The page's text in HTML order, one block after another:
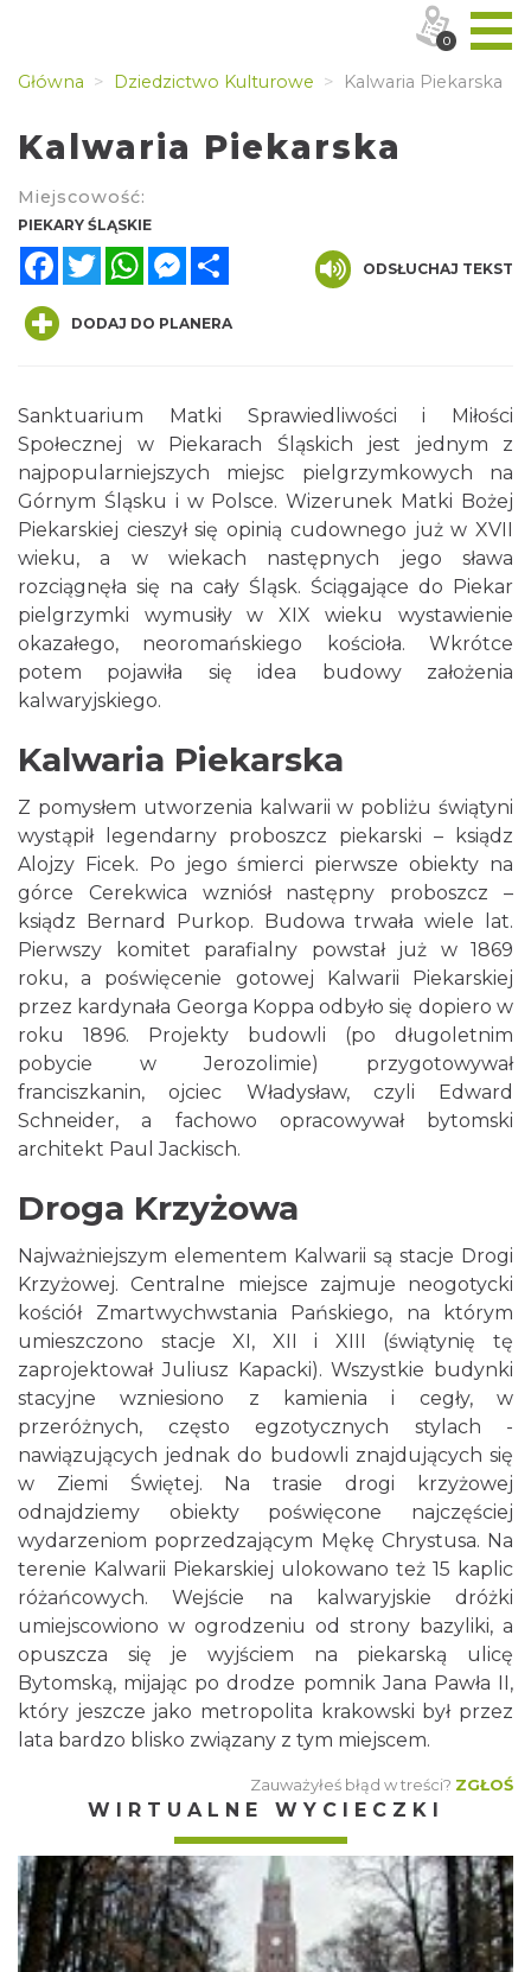
Główna Dziedzictwo Kulturowe Kalwaria Piekarska
Kalwaria Piekarska
Miejscowość:
PIEKARY ŚLĄSKIE
FacebookTwitterWhatsAppMessenger
ODSŁUCHAJ TEKST
DODAJ DO PLANERA
Sanktuarium Matki Sprawiedliwości i Miłości
Społecznej w Piekarach Śląskich jest jednym z
najpopularniejszych miejsc pielgrzymkowych na
Górnym Śląsku i w Polsce. Wizerunek Matki Bożej
Piekarskiej cieszył się opinią cudownego już w XVII
wieku, a w wiekach następnych jego sława
rozciągnęła się na cały Śląsk. Ściągające do Piekar
pielgrzymki wymusiły w XIX wieku wystawienie
okazałego, neoromańskiego kościoła. Wkrótce
potem pojawiła się idea budowy założenia
kalwaryjskiego.
Kalwaria Piekarska
Z pomysłem utworzenia kalwarii w pobliżu świątyni
wystąpił legendarny proboszcz piekarski – ksiądz
Alojzy Ficek. Po jego śmierci pierwsze obiekty na
górce Cerekwica wzniósł następny proboszcz –
ksiądz Bernard Purkop. Budowa trwała wiele lat.
Pierwszy komitet parafialny powstał już w 1869
roku, a poświęcenie gotowej Kalwarii Piekarskiej
przez kardynała Georga Koppa odbyło się dopiero w
roku 1896. Projekty budowli (po długoletnim
pobycie w Jerozolimie) przygotowywał
franciszkanin, ojciec Władysław, czyli Edward
Schneider, a fachowo opracowywał bytomski
architekt Paul Jackisch.
Droga Krzyżowa
Najważniejszym elementem Kalwarii są stacje Drogi
Krzyżowej. Centralne miejsce zajmuje neogotycki
kościół Zmartwychwstania Pańskiego, na którym
umieszczono stacje XI, XII i XIII (świątynię tę
zaprojektował Juliusz Kapacki). Wszystkie budynki
stacyjne wzniesiono z kamienia i cegły, w
przeróżnych, często egzotycznych stylach -
nawiązujących jednak do budowli znajdujących się
w Ziemi Świętej. Na trasie drogi krzyżowej
odnajdziemy obiekty poświęcone najczęściej
wydarzeniom poprzedzającym Mękę Chrystusa. Na
terenie Kalwarii Piekarskiej ulokowano też 15 kaplic
różańcowych. Wejście na kalwaryjskie dróżki
umiejscowiono w ogrodzeniu od strony bazyliki, a
opuszcza się je wyjściem na piekarską ulicę
Bytomską, mijając po drodze pomnik Jana Pawła II,
który jeszcze jako metropolita krakowski był przez
lata bardzo blisko związany z tym miejscem.
Zauważyłeś błąd w treści? ZGŁOŚ
WIRTUALNE WYCIECZKI
0